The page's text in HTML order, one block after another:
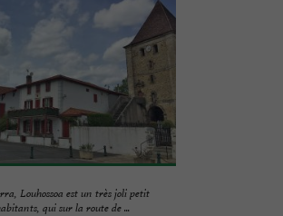
Louhossoa est un très joli petit
qui sur la route de ...